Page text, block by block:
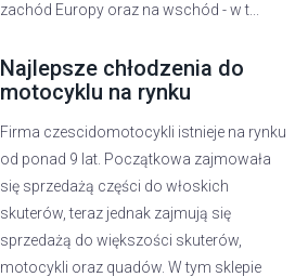
zachód Europy oraz na wschód - w t...
Najlepsze chłodzenia do
motocyklu na rynku
Firma czescidomotocykli istnieje na rynku
od ponad 9 lat. Początkowa zajmowała
się sprzedażą części do włoskich
skuterów, teraz jednak zajmują się
sprzedażą do większości skuterów,
motocykli oraz quadów. W tym sklepie